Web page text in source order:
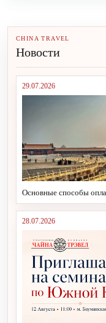
CHINA TRAVEL
Новости
29.07.2026
Основные способы
28.07.2026